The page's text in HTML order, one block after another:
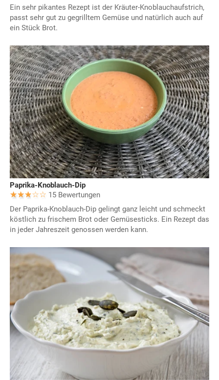
Ein sehr pikantes Rezept ist der Kräuter-Knoblauchaufstrich,
passt sehr gut zu gegrilltem Gemüse und natürlich auch auf
ein Stück Brot.
Paprika-Knoblauch-Dip
15 Bewertungen
Der Paprika-Knoblauch-Dip gelingt ganz leicht und schmeckt
köstlich zu frischem Brot oder Gemüsesticks. Ein Rezept das
in jeder Jahreszeit genossen werden kann.